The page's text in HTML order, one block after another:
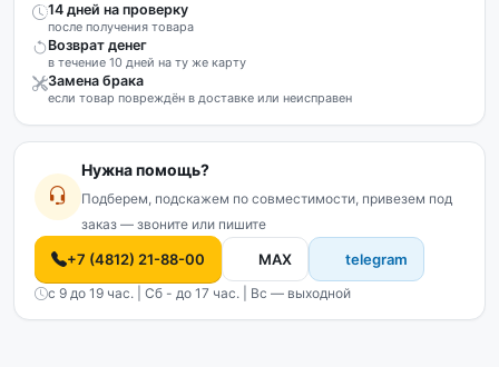
14 дней на проверку
после получения товара
Возврат денег
в течение 10 дней на ту же карту
Замена брака
если товар повреждён в доставке или неисправен
Нужна помощь?
Подберем, подскажем по совместимости, привезем под
заказ — звоните или пишите
+7 (4812) 21-88-00 MAX telegram
с 9 до 19 час. | Сб - до 17 час. | Вс — выходной